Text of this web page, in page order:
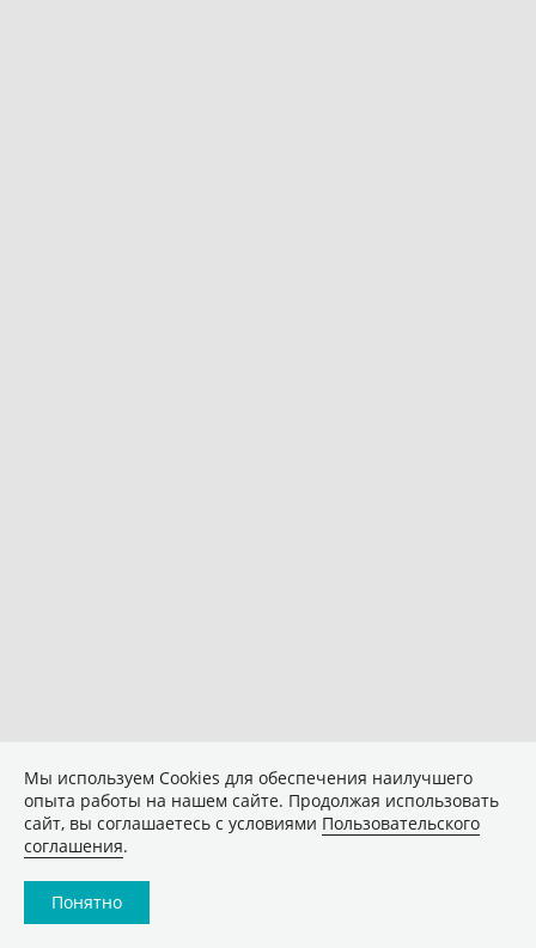
Мы используем Сookies для обеспечения наилучшего
опыта работы на нашем сайте. Продолжая использовать
сайт, вы соглашаетесь с условиями Пользовательского
соглашения.
Понятно